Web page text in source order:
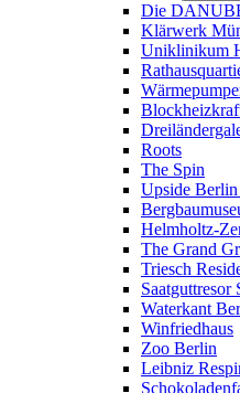
Die
Klärwerk
Uniklinikum
Roots
The Spin
Upside
Helmholtz-
The Grand
Triesch
Saatguttresor
Waterkant
Winfriedhaus
Zoo Berlin
Leibniz